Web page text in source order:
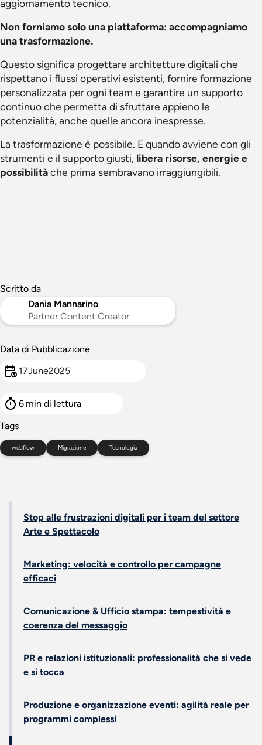
aggiornamento tecnico.
Non forniamo solo una piattaforma: accompagniamo
una trasformazione.
Questo significa progettare architetture digitali che
rispettano i flussi operativi esistenti, fornire formazione
personalizzata per ogni team e garantire un supporto
continuo che permetta di sfruttare appieno le
potenzialità, anche quelle ancora inespresse.
La trasformazione è possibile. E quando avviene con gli
strumenti e il supporto giusti, libera risorse, energie e
possibilitàche prima sembravano irraggiungibili.
Scritto da
Dania Mannarino
Partner Content Creator
Data di Pubblicazione
17June2025
6 min di lettura
Tags
webflow Migrazione Tecnologia
Stop alle frustrazioni digitali per i team del settore
Arte e Spettacolo
Marketing: velocità e controllo per campagne
efficaci
Comunicazione & Ufficio stampa: tempestività e
coerenza del messaggio
PR e relazioni istituzionali: professionalità che si vede
e si tocca
Produzione e organizzazione eventi: agilità reale per
programmi complessi